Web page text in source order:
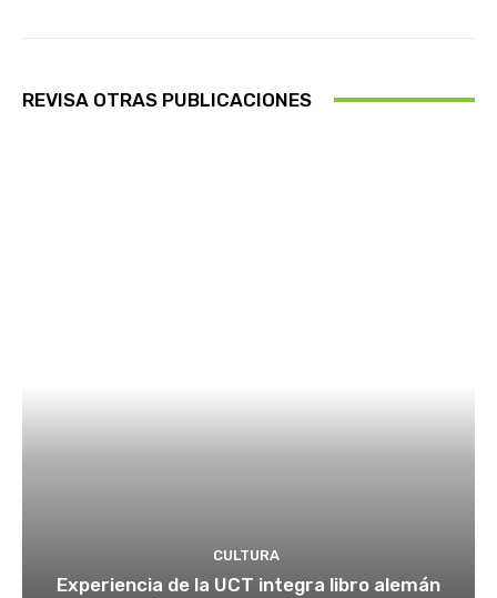
REVISA OTRAS PUBLICACIONES
CULTURA
Experiencia de la UCT integra libro alemán